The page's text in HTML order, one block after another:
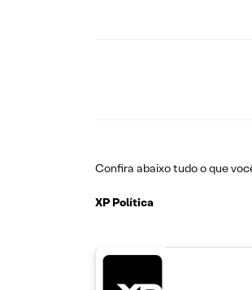
Confira abaixo tudo o que
XP Política